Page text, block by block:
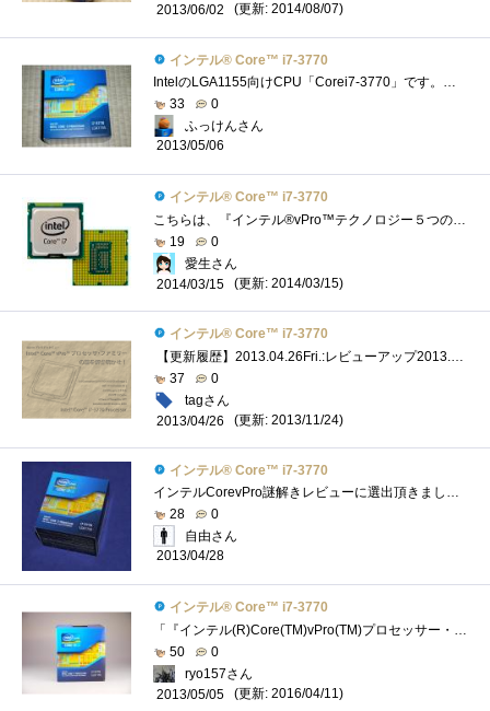
2013/06/02
(更新: 2014/08/07)
インテル® Core™ i7-3770
IntelのLGA1155向けCPU「Corei7-3770」です。インテルCorevProレビューのレビュー品の1つです(；=ﾟωﾟ)=３３３【モデルナンバー(実クロック)】Corei7-3770/3.4G...
33
0
ふっけんさん
2013/05/06
インテル® Core™ i7-3770
こちらは、『インテル®vPro™テクノロジー５つの謎』で頂いたインテル®Core™i7-3770です。CPUクーラーの下にあります（笑）私のメインPCのCPUがイ�...
19
0
愛生さん
2014/03/15
(更新: 2014/03/15)
インテル® Core™ i7-3770
【更新履歴】2013.04.26Fri.:レビューアップ2013.06.06Thu.:コア温度に関して追記2013.06.15Sat.:リンク追加＆レビュー改良 「謎解き」の方は以下のリン�...
37
0
tagさん
2013/04/26
(更新: 2013/11/24)
インテル® Core™ i7-3770
インテルCorevPro謎解きレビューに選出頂きました。謎解きレビューが難航中なので、パーツのレビューを書いて現実逃避中です(^^ゞさて、今回はCPU...
28
0
自由さん
2013/04/28
インテル® Core™ i7-3770
「『インテル(R)Core(TM)vPro(TM)プロセッサー・ファミリー』の謎を解き明かせ！」のレビュー用に頂いたCPU。LGA1155対応。 動作周波数3.4GHz、ターボ・�...
50
0
ryo157さん
2013/05/05
(更新: 2016/04/11)